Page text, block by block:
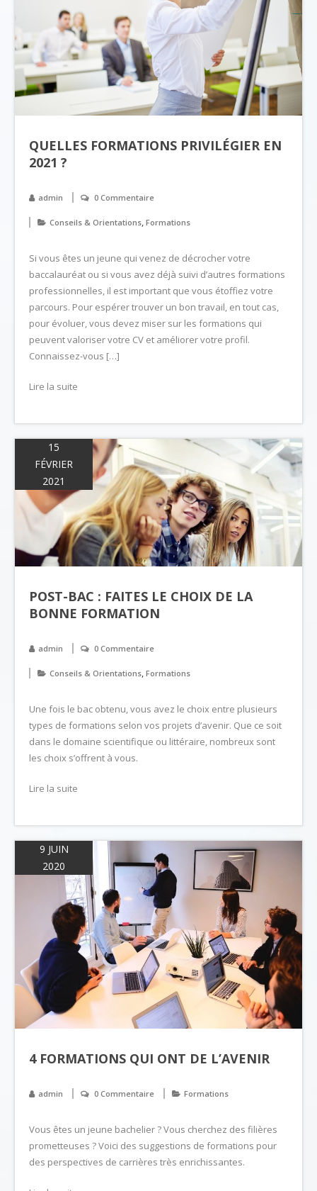
QUELLES FORMATIONS PRIVILÉGIER EN
2021 ?
admin 0 Commentaire
Conseils & Orientations, Formations
Si vous êtes un jeune qui venez de décrocher votre
baccalauréat ou si vous avez déjà suivi d’autres formations
professionnelles, il est important que vous étoffiez votre
parcours. Pour espérer trouver un bon travail, en tout cas,
pour évoluer, vous devez miser sur les formations qui
peuvent valoriser votre CV et améliorer votre profil.
Connaissez-vous […]
Lire la suite
15
FÉVRIER
2021
POST-BAC : FAITES LE CHOIX DE LA
BONNE FORMATION
admin 0 Commentaire
Conseils & Orientations, Formations
Une fois le bac obtenu, vous avez le choix entre plusieurs
types de formations selon vos projets d’avenir. Que ce soit
dans le domaine scientifique ou littéraire, nombreux sont
les choix s’offrent à vous.
Lire la suite
9 JUIN
2020
4 FORMATIONS QUI ONT DE L’AVENIR
admin 0 Commentaire Formations
Vous êtes un jeune bachelier ? Vous cherchez des filières
prometteuses ? Voici des suggestions de formations pour
des perspectives de carrières très enrichissantes.